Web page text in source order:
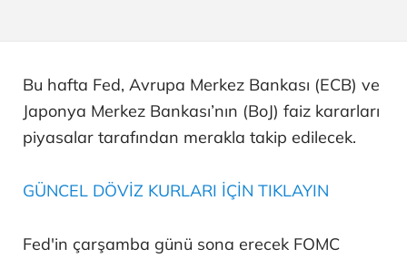
Bu hafta Fed, Avrupa Merkez Bankası (ECB) ve
Japonya Merkez Bankası’nın (BoJ) faiz kararları
piyasalar tarafından merakla takip edilecek.
GÜNCEL DÖVİZ KURLARI İÇİN TIKLAYIN
Fed'in çarşamba günü sona erecek FOMC